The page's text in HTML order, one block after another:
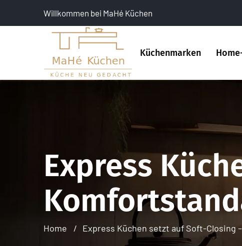
Willkommen bei MaHé Küchen
Küchenmarken
Express
Home Express Küchen setzt auf Soft-Closing